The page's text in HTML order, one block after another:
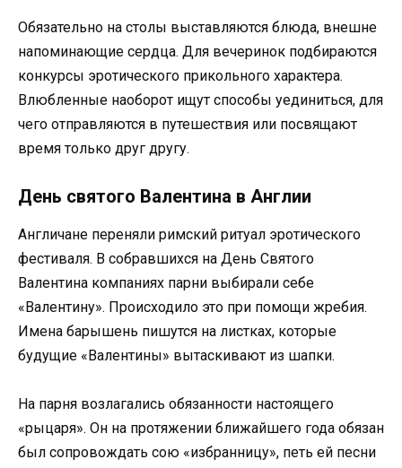
Обязательно на столы выставляются блюда, внешне
напоминающие сердца. Для вечеринок подбираются
конкурсы эротического прикольного характера.
Влюбленные наоборот ищут способы уединиться, для
чего отправляются в путешествия или посвящают
время только друг другу.
День святого Валентина в Англии
Англичане переняли римский ритуал эротического
фестиваля. В собравшихся на День Святого
Валентина компаниях парни выбирали себе
«Валентину». Происходило это при помощи жребия.
Имена барышень пишутся на листках, которые
будущие «Валентины» вытаскивают из шапки.
На парня возлагались обязанности настоящего
«рыцаря». Он на протяжении ближайшего года обязан
был сопровождать сою «избранницу», петь ей песни